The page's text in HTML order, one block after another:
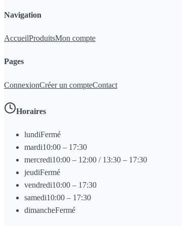
Navigation
AccueilProduitsMon compte
Pages
ConnexionCréer un compteContact
Horaires
lundiFermé
mardi10:00 – 17:30
mercredi10:00 – 12:00 / 13:30 – 17:30
jeudiFermé
vendredi10:00 – 17:30
samedi10:00 – 17:30
dimancheFermé